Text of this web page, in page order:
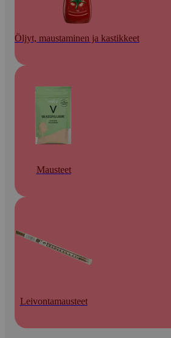
Öljyt, maustaminen ja kastikkeet
Mausteet
Leivontamausteet